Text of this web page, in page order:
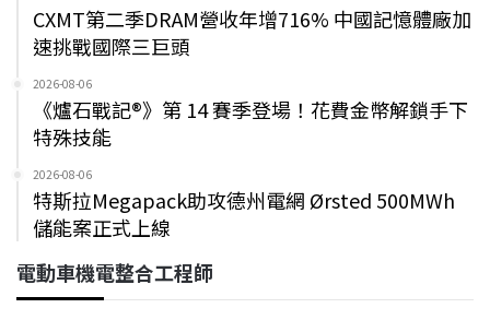
CXMT第二季DRAM營收年增716% 中國記憶體廠加
速挑戰國際三巨頭
2026-08-06
《爐石戰記®》第 14 賽季登場！花費金幣解鎖手下
特殊技能
2026-08-06
特斯拉Megapack助攻德州電網 Ørsted 500MWh
儲能案正式上線
電動車機電整合工程師